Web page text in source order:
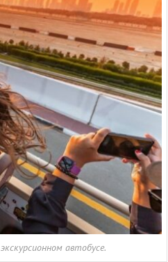
автобусе.